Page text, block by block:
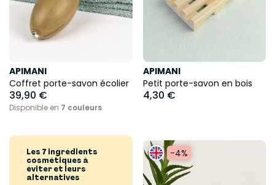
APIMANI
Coffret porte-savon écolier
39,90 €
Disponible en 7 couleurs
APIMANI
Petit porte-savon en bois
4,30 €
Les 7 ingrédients
cosmétiques à
éviter et leurs
alternatives
-4%